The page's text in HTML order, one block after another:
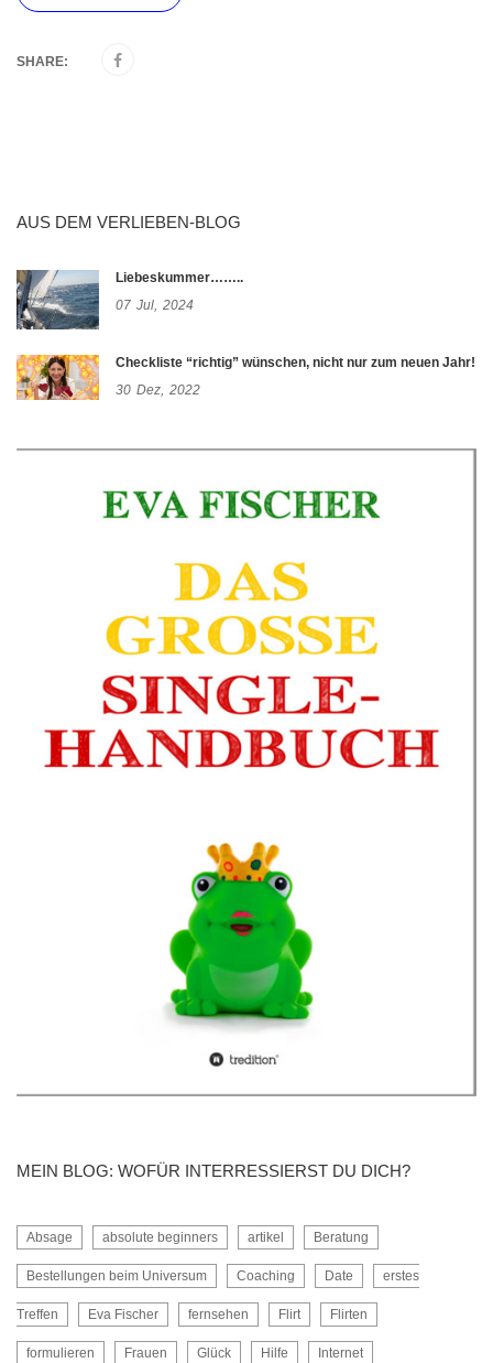
SHARE:
AUS DEM VERLIEBEN-BLOG
Liebeskummer……..
07 Jul, 2024
Checkliste “richtig” wünschen, nicht nur zum neuen Jahr!
30 Dez, 2022
MEIN BLOG: WOFÜR INTERRESSIERST DU DICH?
Absage absolute beginners artikel Beratung
Bestellungen beim Universum Coaching Date erstes
Treffen Eva Fischer fernsehen Flirt Flirten
formulieren Frauen Glück Hilfe Internet